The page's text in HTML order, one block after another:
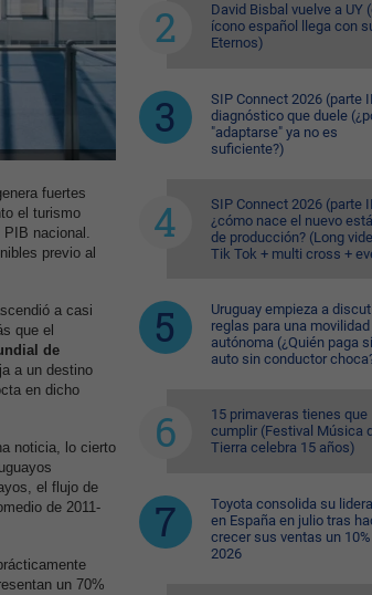
fuertes
el turismo
PIB nacional.
previo al
a casi
que el
de
a un destino
en dicho
noticia, lo cierto
el flujo de
de 2011-
un 70%
David Bisbal vuelve a UY
ícono español llega con
Eternos)
SIP Connect 2026 (parte
diagnóstico que duele
"adaptarse" ya no es
suficiente?)
SIP Connect 2026 (parte
¿cómo nace el nuevo
de producción? (Long
Tik Tok + multi cross +
Uruguay empieza a
reglas para una movilidad
autónoma (¿Quién paga
auto sin conductor
15 primaveras tienes que
cumplir (Festival Música
Tierra celebra 15 años)
Toyota consolida su
en España en julio tras
crecer sus ventas un
2026